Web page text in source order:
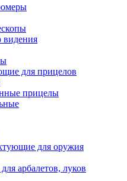
для прицелов
прицелы
для оружия
арбалетов, луков